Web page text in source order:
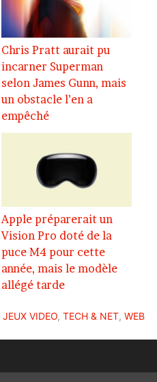
Chris Pratt aurait pu
incarner Superman
selon James Gunn, mais
un obstacle l’en a
empêché
Apple préparerait un
Vision Pro doté de la
puce M4 pour cette
année, mais le modèle
allégé tarde
JEUX VIDEO, TECH & NET, WEB